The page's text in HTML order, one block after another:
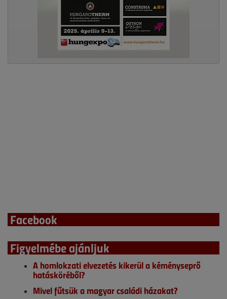
Facebook
Figyelmébe ajánljuk
A homlokzati elvezetés kikerül a kéményseprő
hatásköréből?
Mivel fűtsük a magyar családi házakat?